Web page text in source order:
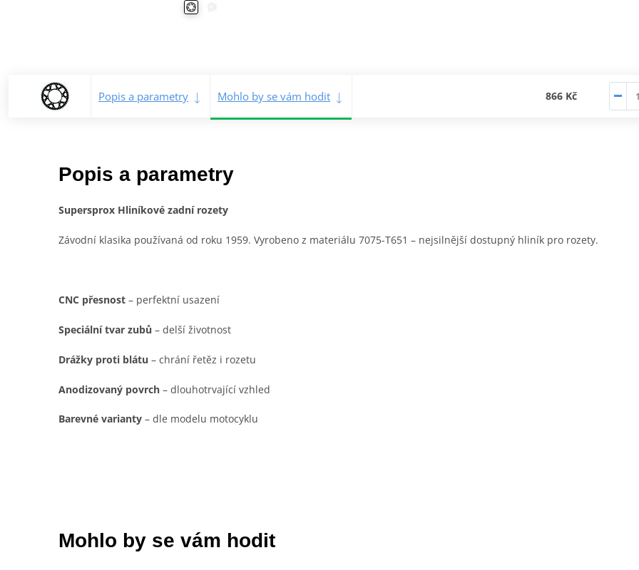
Popis a parametry Mohlo by se vám hodit 866 Kč
Popis a parametry
Supersprox Hliníkové zadní rozety
Závodní klasika používaná od roku 1959. Vyrobeno z materiálu 7075-T651 – nejsilnější dostupný hliník pro rozety.
CNC přesnost – perfektní usazení
Speciální tvar zubů – delší životnost
Drážky proti blátu – chrání řetěz i rozetu
Anodizovaný povrch – dlouhotrvající vzhled
Barevné varianty – dle modelu motocyklu
Mohlo by se vám hodit